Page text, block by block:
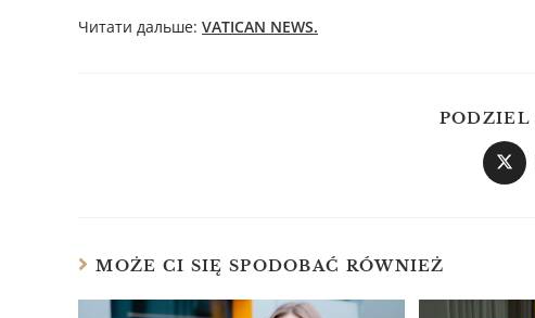
Читати дальше: VATICAN NEWS.
MOŻE CI SIĘ SPODOBAĆ RÓWNIEŻ